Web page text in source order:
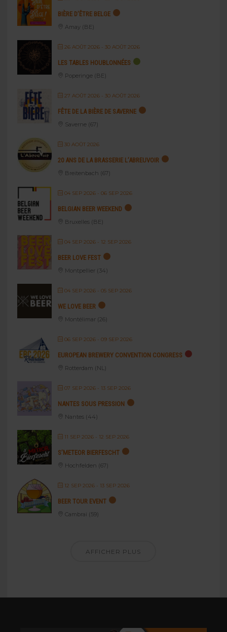
BIÈRE D’ÊTRE BELGE
Amay (BE)
26 AOÛT 2026- 30 AOÛT 2026
LES TABLES HOUBLONNÉES
Poperinge (BE)
27 AOÛT 2026- 30 AOÛT 2026
FÊTE DE LA BIÈRE DE SAVERNE
Saverne (67)
30 AOÛT 2026
20 ANS DE LA BRASSERIE L’ABREUVOIR
Breitenbach (67)
04 SEP 2026- 06 SEP 2026
BELGIAN BEER WEEKEND
Bruxelles (BE)
04 SEP 2026- 12 SEP 2026
BEER LOVE FEST
Montpellier (34)
04 SEP 2026- 05 SEP 2026
WE LOVE BEER
Montélimar (26)
06 SEP 2026- 09 SEP 2026
EUROPEAN BREWERY CONVENTION CONGRESS
Rotterdam (NL)
07 SEP 2026- 13 SEP 2026
NANTES SOUS PRESSION
Nantes (44)
11 SEP 2026- 12 SEP 2026
S’METEOR BIERFESCHT
Hochfelden (67)
12 SEP 2026- 13 SEP 2026
BEER TOUR EVENT
Cambrai (59)
AFFICHER PLUS